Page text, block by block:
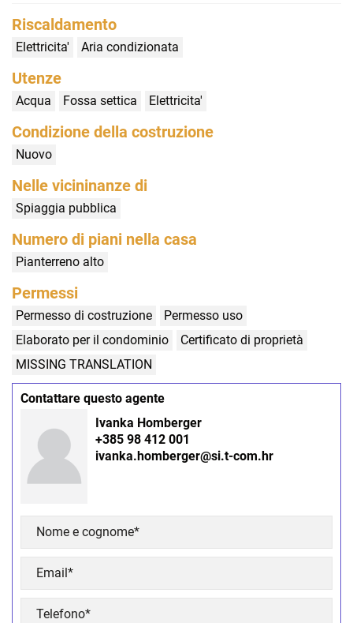
Riscaldamento
Elettricita' Aria condizionata
Utenze
Acqua Fossa settica Elettricita'
Condizione della costruzione
Nuovo
Nelle vicininanze di
Spiaggia pubblica
Numero di piani nella casa
Pianterreno alto
Permessi
Permesso di costruzione
Permesso uso
Elaborato per il condominio
Certificato di proprietà
MISSING TRANSLATION
Contattare questo agente
Ivanka Homberger
+385 98 412 001
ivanka.homberger@si.t-com.hr